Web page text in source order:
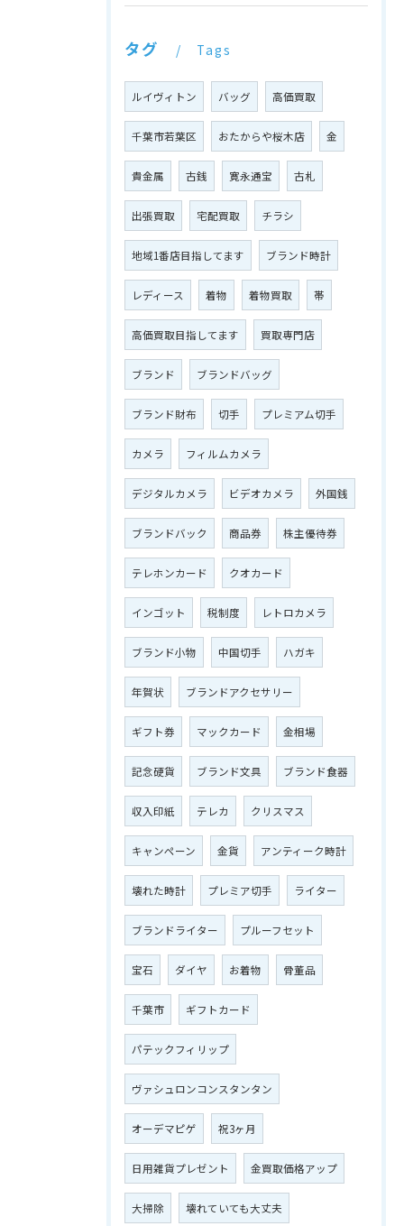
タグ Tags
ルイヴィトン バッグ 高価買取
千葉市若葉区 おたからや桜木店 金
貴金属 古銭 寛永通宝 古札
出張買取 宅配買取 チラシ
地域1番店目指してます ブランド時計
レディース 着物 着物買取 帯
高価買取目指してます 買取専門店
ブランド ブランドバッグ
ブランド財布 切手 プレミアム切手
カメラ フィルムカメラ
デジタルカメラ ビデオカメラ 外国銭
ブランドバック 商品券 株主優待券
テレホンカード クオカード
インゴット 税制度 レトロカメラ
ブランド小物 中国切手 ハガキ
年賀状 ブランドアクセサリー
ギフト券 マックカード 金相場
記念硬貨 ブランド文具 ブランド食器
収入印紙 テレカ クリスマス
キャンペーン 金貨 アンティーク時計
壊れた時計 プレミア切手 ライター
ブランドライター プルーフセット
宝石 ダイヤ お着物 骨董品
千葉市 ギフトカード
パテックフィリップ
ヴァシュロンコンスタンタン
オーデマピゲ 祝3ヶ月
日用雑貨プレゼント 金買取価格アップ
大掃除 壊れていても大丈夫